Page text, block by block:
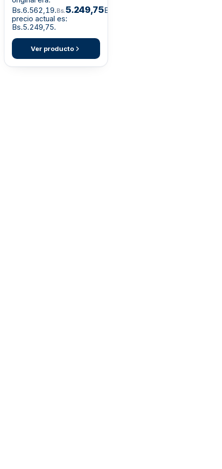
Bs.6.562,19.Bs.5.249,75 El
precio actual es:
Bs.5.249,75.
Ver producto